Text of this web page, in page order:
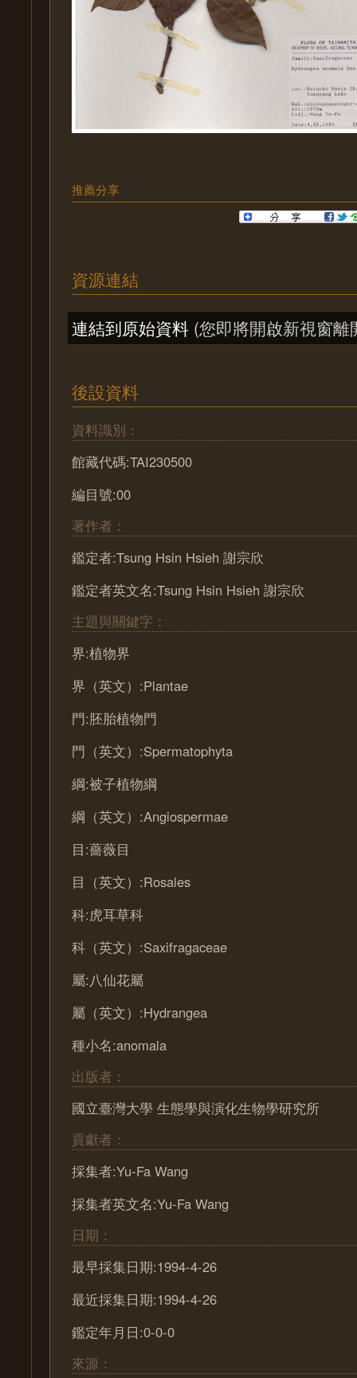
推薦分享
資源連結
連結到原始資料 (您即將開啟新視窗離
後設資料
資料識別：
館藏代碼:TAI230500
編目號:00
著作者：
鑑定者:Tsung Hsin Hsieh 謝宗欣
鑑定者英文名:Tsung Hsin Hsieh 謝宗欣
主題與關鍵字：
界:植物界
界（英文）:Plantae
門:胚胎植物門
門（英文）:Spermatophyta
綱:被子植物綱
綱（英文）:Angiospermae
目:薔薇目
目（英文）:Rosales
科:虎耳草科
科（英文）:Saxifragaceae
屬:八仙花屬
屬（英文）:Hydrangea
種小名:anomala
出版者：
國立臺灣大學 生態學與演化生物學研究所
貢獻者：
採集者:Yu-Fa Wang
採集者英文名:Yu-Fa Wang
日期：
最早採集日期:1994-4-26
最近採集日期:1994-4-26
鑑定年月日:0-0-0
來源：